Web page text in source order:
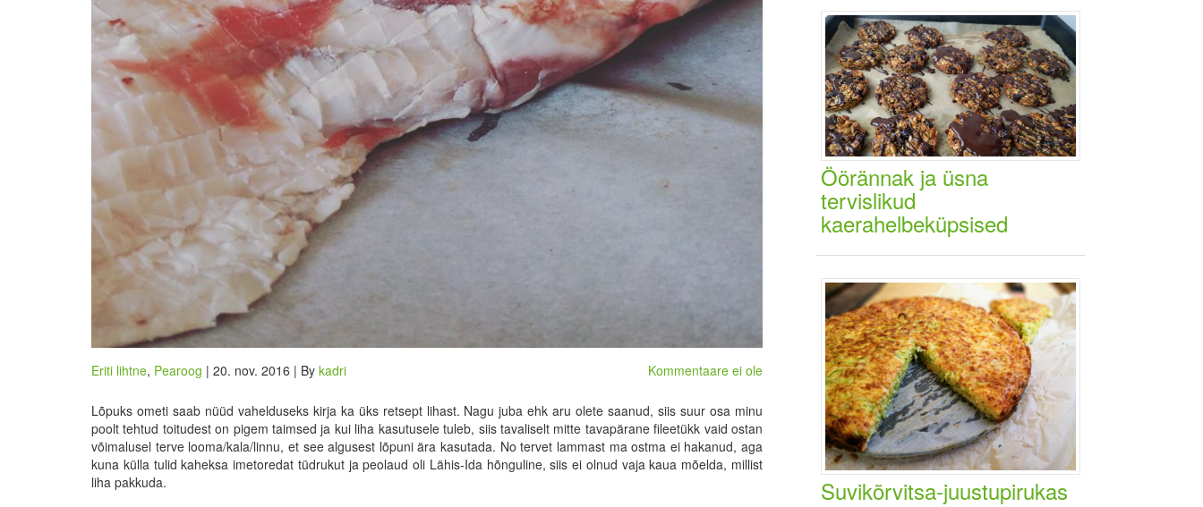
Eriti lihtne, Pearoog | 20. nov. 2016 | By kadri Kommentaare ei ole
Lõpuks ometi saab nüüd vahelduseks kirja ka üks retsept lihast. Nagu juba ehk aru olete saanud, siis suur osa minu
poolt tehtud toitudest on pigem taimsed ja kui liha kasutusele tuleb, siis tavaliselt mitte tavapärane fileetükk vaid ostan
võimalusel terve looma/kala/linnu, et see algusest lõpuni ära kasutada. No tervet lammast ma ostma ei hakanud, aga
kuna külla tulid kaheksa imetoredat tüdrukut ja peolaud oli Lähis-Ida hõnguline, siis ei olnud vaja kaua mõelda, millist
liha pakkuda.
Öörännak ja üsna
tervislikud
kaerahelbeküpsised
Suvikõrvitsa-juustupirukas